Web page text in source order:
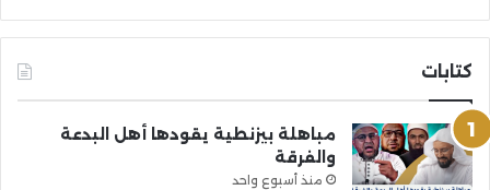
كتابات
مباهلة بيزنطية يقودها أهل البدعة
والفرقة
منذ أسبوع واحد